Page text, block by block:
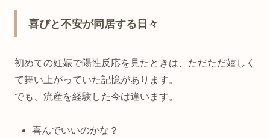
喜びと不安が同居する日々
初めての妊娠で陽性反応を見たときは、ただただ嬉しく
て舞い上がっていた記憶があります。
でも、流産を経験した今は違います。
喜んでいいのかな？